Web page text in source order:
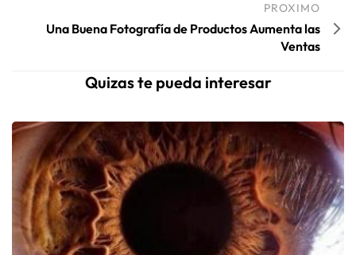
PROXIMO
Una Buena Fotografía de Productos Aumenta las
Ventas
Quizas te pueda interesar